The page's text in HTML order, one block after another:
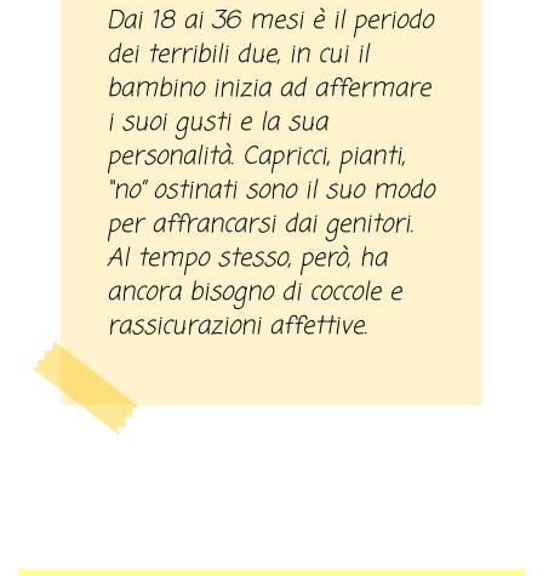
Dai 18 ai 36 mesi è il periodo
dei terribili due, in cui il
bambino inizia ad affermare
i suoi gusti e la sua
personalità. Capricci, pianti,
“no” ostinati sono il suo modo
per affrancarsi dai genitori.
Al tempo stesso, però, ha
ancora bisogno di coccole e
rassicurazioni affettive.